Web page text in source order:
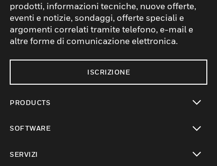
prodotti, informazioni tecniche, nuove offerte,
eventi e notizie, sondaggi, offerte speciali e
argomenti correlati tramite telefono, e-mail e
altre forme di comunicazione elettronica.
ISCRIZIONE
PRODUCTS
SOFTWARE
SERVIZI